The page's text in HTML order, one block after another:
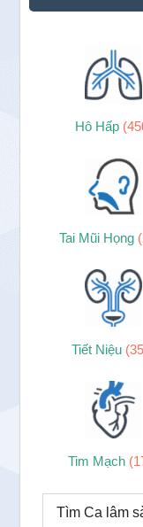
Hô Hấp
Tai Mũi Họng
Tiết Niệu
Tim Mạch